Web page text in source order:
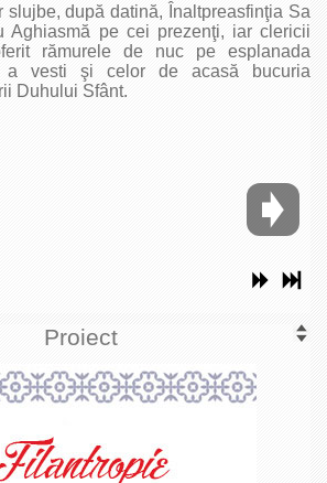
slujbe, după datină, Înaltpreasfinţia Sa
Aghiasmă pe cei prezenţi, iar clericii
rămurele de nuc pe esplanada
a vesti şi celor de acasă bucuria
Duhului Sfânt.
Proiect